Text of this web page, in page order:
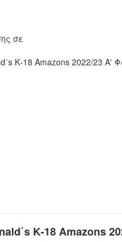
σε
Κ-18 Amazons 2022/23 A'
Κ-18 Amazons